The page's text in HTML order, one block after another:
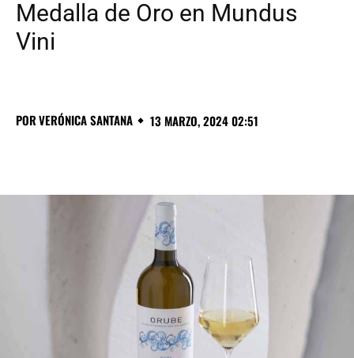
Medalla de Oro en Mundus
Vini
PORVERÓNICA SANTANA 13 MARZO, 2024 02:51